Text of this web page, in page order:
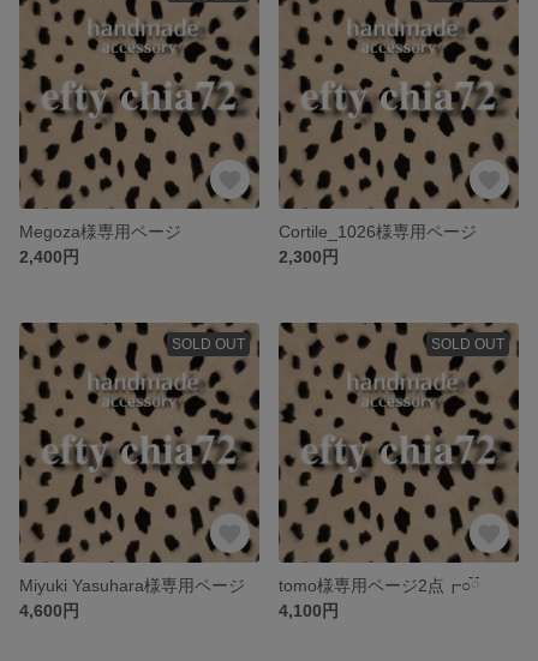
Megoza様専用ページ
2,400円
Cortile_1026様専用ページ
2,300円
SOLD OUT
Miyuki Yasuhara様専用ページ
4,600円
SOLD OUT
tomo様専用ページ2点┏○ྀི
4,100円